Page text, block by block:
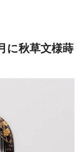
に秋草文様蒔